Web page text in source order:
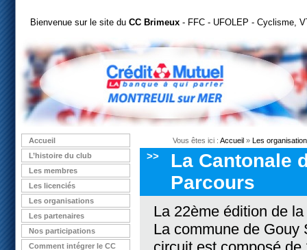
Bienvenue sur le site du CC Brimeux - FFC - UFOLEP - Cyclisme,
Accueil
L’histoire du club
Les membres
Les licenciés
Les organisations
Les partenaires
Nos participations
Comment intégrer le CC
Vous êtes ici : Accueil » Les
>>
La Cantonale
Parcours
La 22ème édition de
La commune de Gouy